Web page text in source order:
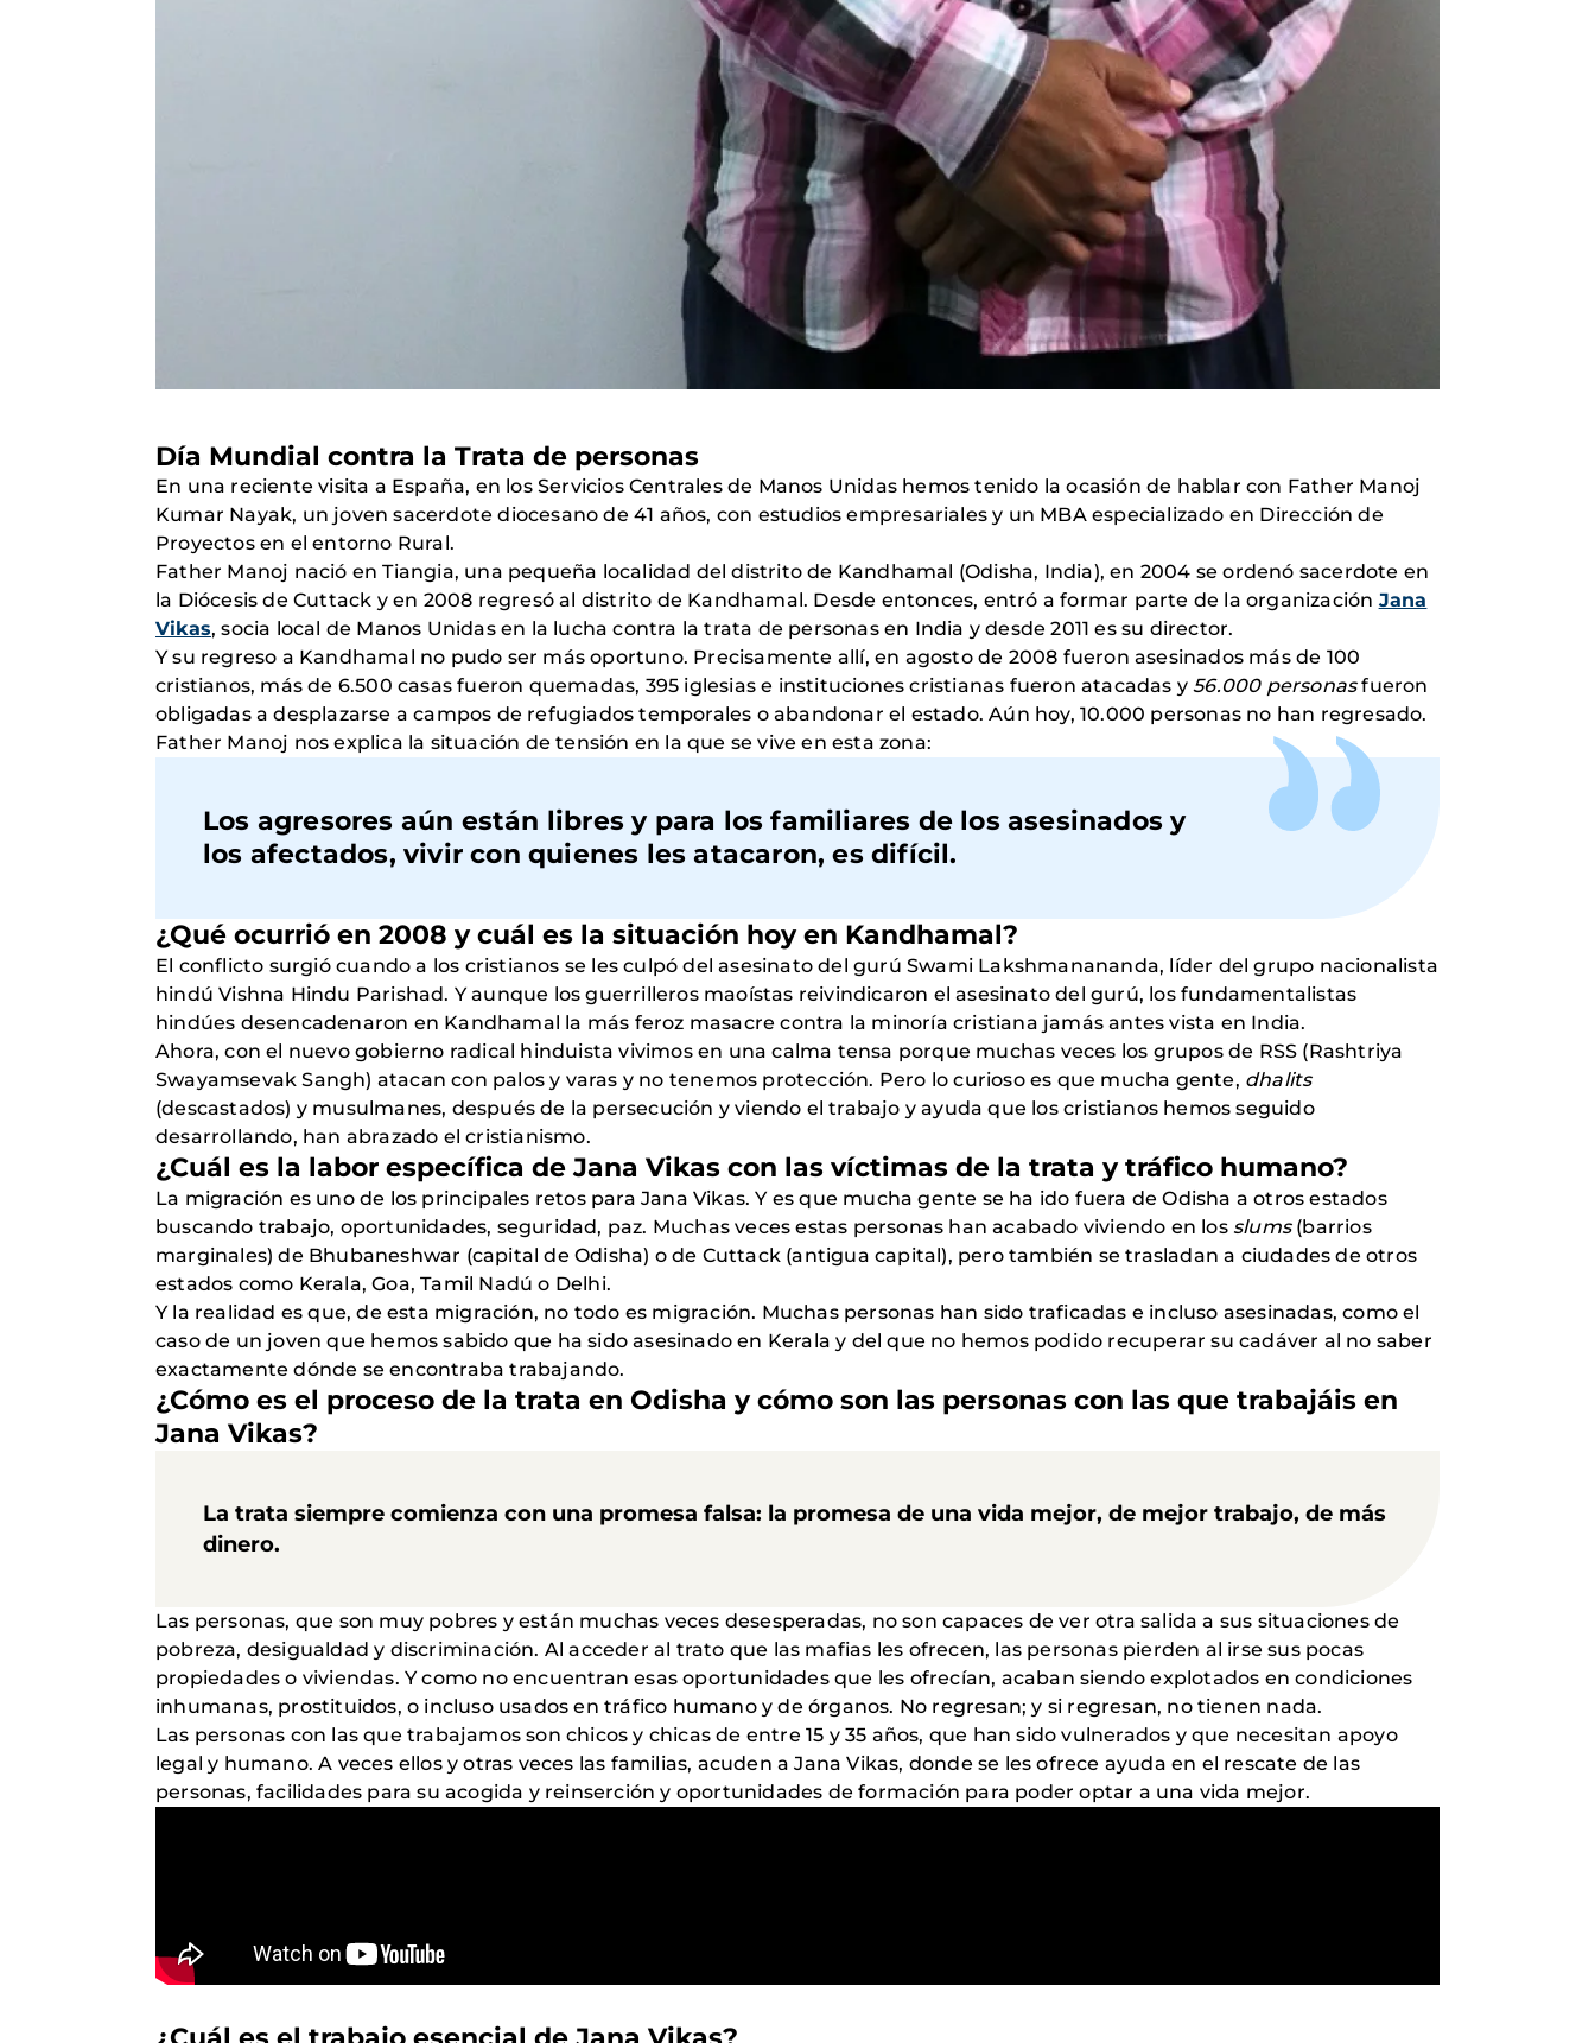
Día Mundial contra la Trata de personas
En una reciente visita a España, en los Servicios Centrales de Manos Unidas hemos tenido la ocasión de hablar con Father Manoj
Kumar Nayak, un joven sacerdote diocesano de 41 años, con estudios empresariales y un MBA especializado en Dirección de
Proyectos en el entorno Rural.
Father Manoj nació en Tiangia, una pequeña localidad del distrito de Kandhamal (Odisha, India), en 2004 se ordenó sacerdote en
la Diócesis de Cuttack y en 2008 regresó al distrito de Kandhamal. Desde entonces, entró a formar parte de la organización Jana
Vikas, socia local de Manos Unidas en la lucha contra la trata de personas en India y desde 2011 es su director.
Y su regreso a Kandhamal no pudo ser más oportuno. Precisamente allí, en agosto de 2008 fueron asesinados más de 100
cristianos, más de 6.500 casas fueron quemadas, 395 iglesias e instituciones cristianas fueron atacadas y56.000 personasfueron
obligadas a desplazarse a campos de refugiados temporales o abandonar el estado. Aún hoy, 10.000 personas no han regresado.
Father Manoj nos explica la situación de tensión en la que se vive en esta zona:
Los agresores aún están libres y para los familiares de los asesinados y
los afectados, vivir con quienes les atacaron, es difícil.
¿Qué ocurrió en 2008 y cuál es la situación hoy en Kandhamal?
El conflicto surgió cuando a los cristianos se les culpó del asesinato del gurú Swami Lakshmanananda, líder del grupo nacionalista
hindú Vishna Hindu Parishad. Y aunque los guerrilleros maoístas reivindicaron el asesinato del gurú, los fundamentalistas
hindúes desencadenaron en Kandhamal la más feroz masacre contra la minoría cristiana jamás antes vista en India.
Ahora, con el nuevo gobierno radical hinduista vivimos en una calma tensa porque muchas veces los grupos de RSS (Rashtriya
Swayamsevak Sangh) atacan con palos y varas y no tenemos protección. Pero lo curioso es que mucha gente, dhalits
(descastados) y musulmanes, después de la persecución y viendo el trabajo y ayuda que los cristianos hemos seguido
desarrollando, han abrazado el cristianismo.
¿Cuál es la labor específica de Jana Vikas con las víctimas de la trata y tráfico humano?
La migración es uno de los principales retos para Jana Vikas. Y es que mucha gente se ha ido fuera de Odisha a otros estados
buscando trabajo, oportunidades, seguridad, paz. Muchas veces estas personas han acabado viviendo en los slums(barrios
marginales) de Bhubaneshwar (capital de Odisha) o de Cuttack (antigua capital), pero también se trasladan a ciudades de otros
estados como Kerala, Goa, Tamil Nadú o Delhi.
Y la realidad es que, de esta migración, no todo es migración. Muchas personas han sido traficadas e incluso asesinadas, como el
caso de un joven que hemos sabido que ha sido asesinado en Kerala y del que no hemos podido recuperar su cadáver al no saber
exactamente dónde se encontraba trabajando.
¿Cómo es el proceso de la trata en Odisha y cómo son las personas con las que trabajáis en
Jana Vikas?
La trata siempre comienza con una promesa falsa: la promesa de una vida mejor, de mejor trabajo, de más
dinero.
Las personas, que son muy pobres y están muchas veces desesperadas, no son capaces de ver otra salida a sus situaciones de
pobreza, desigualdad y discriminación. Al acceder al trato que las mafias les ofrecen, las personas pierden al irse sus pocas
propiedades o viviendas. Y como no encuentran esas oportunidades que les ofrecían, acaban siendo explotados en condiciones
inhumanas, prostituidos, o incluso usados en tráfico humano y de órganos. No regresan; y si regresan, no tienen nada.
Las personas con las que trabajamos son chicos y chicas de entre 15 y 35 años, que han sido vulnerados y que necesitan apoyo
legal y humano. A veces ellos y otras veces las familias, acuden a Jana Vikas, donde se les ofrece ayuda en el rescate de las
personas, facilidades para su acogida y reinserción y oportunidades de formación para poder optar a una vida mejor.